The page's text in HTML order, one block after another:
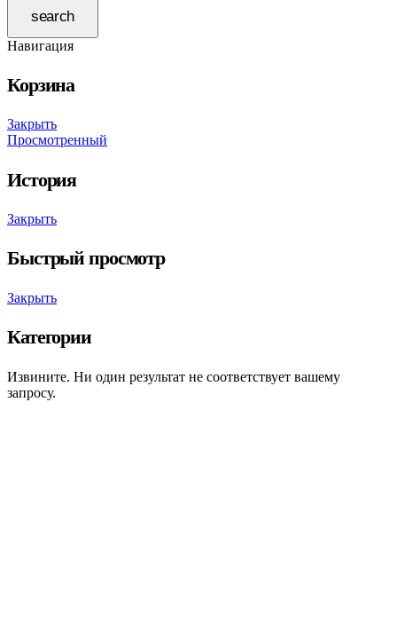
Навигация
Корзина
Закрыть
Просмотренный
История
Закрыть
Быстрый просмотр
Закрыть
Категории
Извините. Ни один результат не соответствует вашему
запросу.